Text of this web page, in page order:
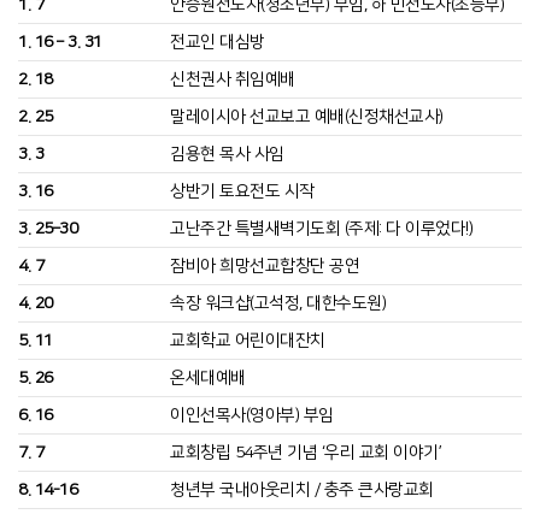
1. 7
안승원전도사(청소년부) 부임, 하 민전도사(초등부)
1. 16 – 3. 31
전교인 대심방
2. 18
신천권사 취임예배
2. 25
말레이시아 선교보고 예배(신정채선교사)
3. 3
김용현 목사 사임
3. 16
상반기 토요전도 시작
3. 25–30
고난주간 특별새벽기도회 (주제: 다 이루었다!)
4. 7
잠비아 희망선교합창단 공연
4. 20
속장 워크샵(고석정, 대한수도원)
5. 11
교회학교 어린이대잔치
5. 26
온세대예배
6. 16
이인선목사(영아부) 부임
7. 7
교회창립 54주년 기념 ‘우리 교회 이야기’
8. 14-16
청년부 국내아웃리치 / 충주 큰사랑교회